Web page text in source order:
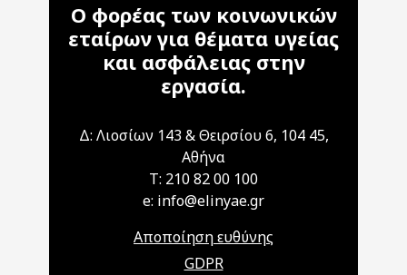
Ο φορέας των κοινωνικών
εταίρων για θέματα υγείας
και ασφάλειας στην
εργασία.
Δ: Λιοσίων 143 & Θειρσίου 6, 104 45,
Αθήνα
T: 210 82 00 100
e: info@elinyae.gr
Αποποίηση ευθύνης
GDPR